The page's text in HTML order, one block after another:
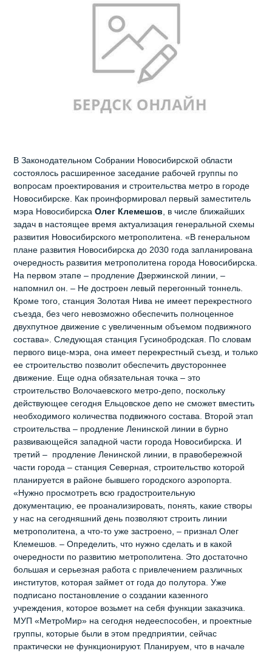
В Законодательном Собрании Новосибирской области
состоялось расширенное заседание рабочей группы по
вопросам проектирования и строительства метро в городе
Новосибирске. Как проинформировал первый заместитель
мэра НовосибирскаОлег Клемешов , в числе ближайших
задач в настоящее время актуализация генеральной схемы
развития Новосибирского метрополитена. «В генеральном
плане развития Новосибирска до 2030 года запланирована
очередность развития метрополитена города Новосибирска.
На первом этапе – продление Дзержинской линии, –
напомнил он. – Не достроен левый перегонный тоннель.
Кроме того, станция Золотая Нива не имеет перекрестного
съезда, без чего невозможно обеспечить полноценное
двухпутное движение с увеличенным объемом подвижного
состава». Следующая станция Гусинобродская. По словам
первого вице-мэра, она имеет перекрестный съезд, и только
ее строительство позволит обеспечить двустороннее
движение. Еще одна обязательная точка – это
строительство Волочаевского метро-депо, поскольку
действующее сегодня Ельцовское депо не сможет вместить
необходимого количества подвижного состава. Второй этап
строительства – продление Ленинской линии в бурно
развивающейся западной части города Новосибирска. И
третий – продление Ленинской линии, в правобережной
части города – станция Северная, строительство которой
планируется в районе бывшего городского аэропорта.
«Нужно просмотреть всю градостроительную
документацию, ее проанализировать, понять, какие створы
у нас на сегодняшний день позволяют строить линии
метрополитена, а что-то уже застроено, – признал Олег
Клемешов. – Определить, что нужно сделать и в какой
очередности по развитию метрополитена. Это достаточно
большая и серьезная работа с привлечением различных
институтов, которая займет от года до полутора. Уже
подписано постановление о создании казенного
учреждения, которое возьмет на себя функции заказчика.
МУП «МетроМир» на сегодня недееспособен, и проектные
группы, которые были в этом предприятии, сейчас
практически не функционируют. Планируем, что в начале